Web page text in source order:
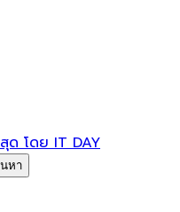
ด โดย IT DAY